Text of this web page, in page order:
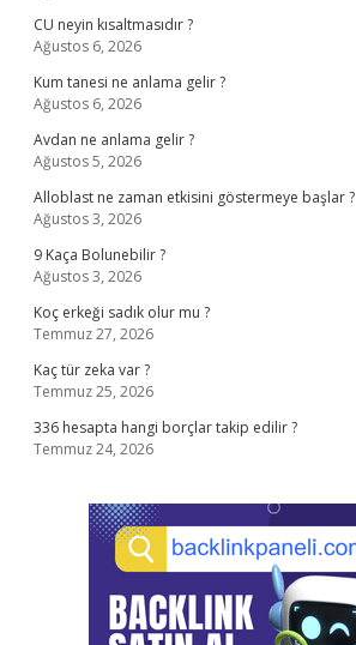
CU neyin kısaltmasıdır ?
Ağustos 6, 2026
Kum tanesi ne anlama gelir ?
Ağustos 6, 2026
Avdan ne anlama gelir ?
Ağustos 5, 2026
Alloblast ne zaman etkisini göstermeye başlar ?
Ağustos 3, 2026
9 Kaça Bolunebilir ?
Ağustos 3, 2026
Koç erkeği sadık olur mu ?
Temmuz 27, 2026
Kaç tür zeka var ?
Temmuz 25, 2026
336 hesapta hangi borçlar takip edilir ?
Temmuz 24, 2026